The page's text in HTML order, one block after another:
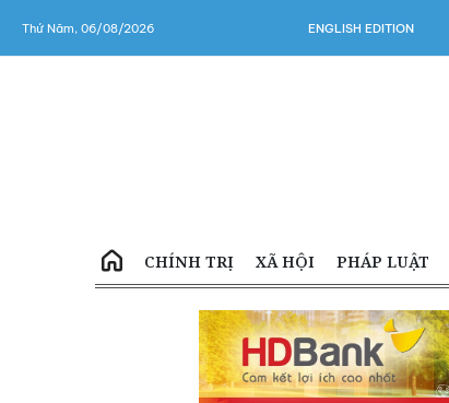
Thứ Năm, 06/08/2026 ENGLISH EDITION
CHÍNH TRỊ XÃ HỘI PHÁP LUẬT